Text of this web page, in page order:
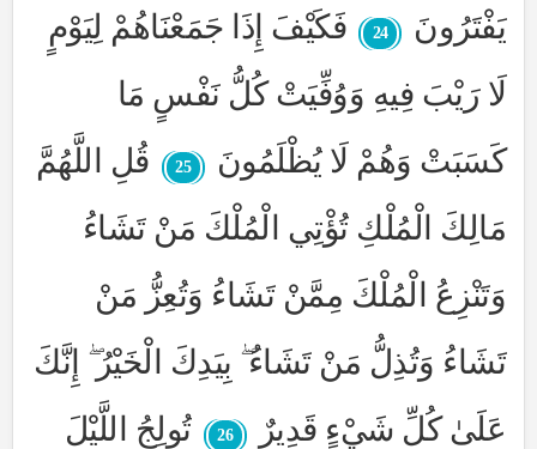
يَفْتَرُونَ
24
فَكَيْفَ إِذَا جَمَعْنَاهُمْ لِيَوْمٍ
لَا رَيْبَ فِيهِ وَوُفِّيَتْ كُلُّ نَفْسٍ مَا
كَسَبَتْ وَهُمْ لَا يُظْلَمُونَ
25
قُلِ اللَّهُمَّ
مَالِكَ الْمُلْكِ تُؤْتِي الْمُلْكَ مَنْ تَشَاءُ
وَتَنْزِعُ الْمُلْكَ مِمَّنْ تَشَاءُ وَتُعِزُّ مَنْ
تَشَاءُ وَتُذِلُّ مَنْ تَشَاءُ ۖ بِيَدِكَ الْخَيْرُ ۖ إِنَّكَ
عَلَىٰ كُلِّ شَيْءٍ قَدِيرٌ
26
تُولِجُ اللَّيْلَ